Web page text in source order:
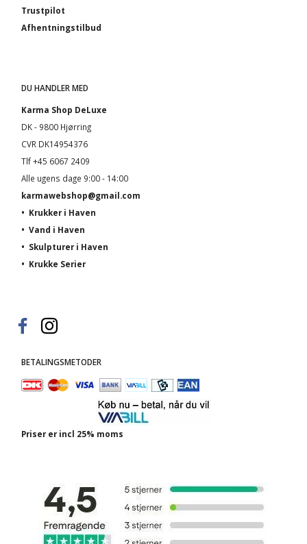
Trustpilot
Afhentningstilbud
DU HANDLER MED
Karma Shop DeLuxe
DK - 9800 Hjørring
CVR DK14954376
Tlf +45 6067 2409
Alle ugens dage 9:00 - 14:00
karmawebshop@gmail.com
• Krukker i Haven
• Vand i Haven
• Skulpturer i Haven
• Krukke Serier
BETALINGSMETODER
Priser er incl 25% moms